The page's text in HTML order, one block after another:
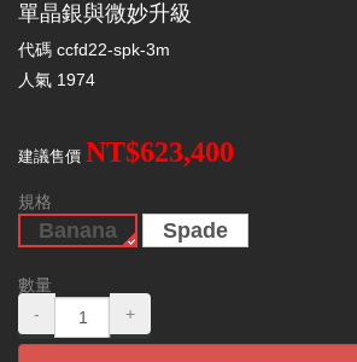
單晶銀與微妙升級
代碼 ccfd22-spk-3m
人氣 1974
建議售價 NT$623,400
規格
Banana Spade
數量
-
+